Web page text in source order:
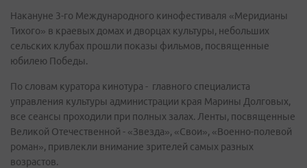
Накануне 3-го Международного кинофестиваля «Меридианы
Тихого» в краевых домах и дворцах культуры, небольших
сельских клубах прошли показы фильмов, посвященные
юбилею Победы.
По словам куратора кинотура - главного специалиста
управления культуры администрации края Марины Долговых,
все сеансы проходили при полных залах. Ленты, посвященные
Великой Отечественной - «Звезда», «Свои», «Военно-полевой
роман», привлекли внимание зрителей самых разных
возрастов.